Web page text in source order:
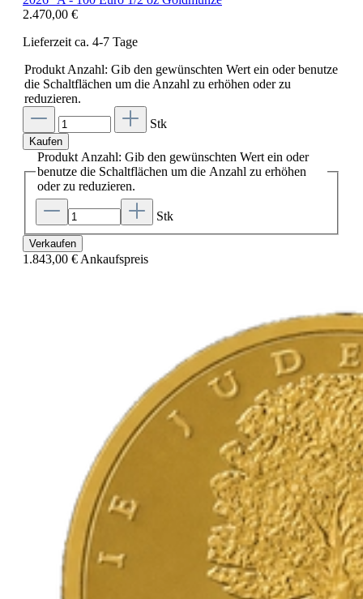
2.470,00 €
Lieferzeit ca. 4-7 Tage
Produkt Anzahl: Gib den gewünschten Wert ein oder benutze
die Schaltflächen um die Anzahl zu erhöhen oder zu
reduzieren.
Stk
Kaufen
Produkt Anzahl: Gib den gewünschten Wert ein oder
benutze die Schaltflächen um die Anzahl zu erhöhen
oder zu reduzieren.
Stk
Verkaufen
1.843,00 € Ankaufspreis